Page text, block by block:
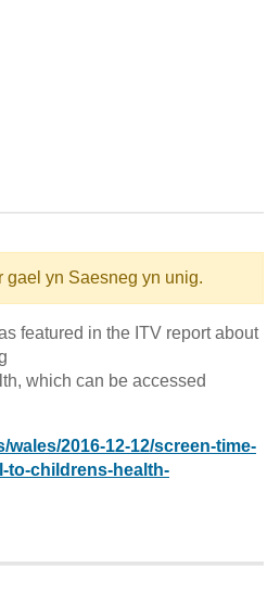
gael yn Saesneg yn unig.
featured in the ITV report about
which can be accessed
wales/2016-12-12/screen-time-
to-childrens-health-